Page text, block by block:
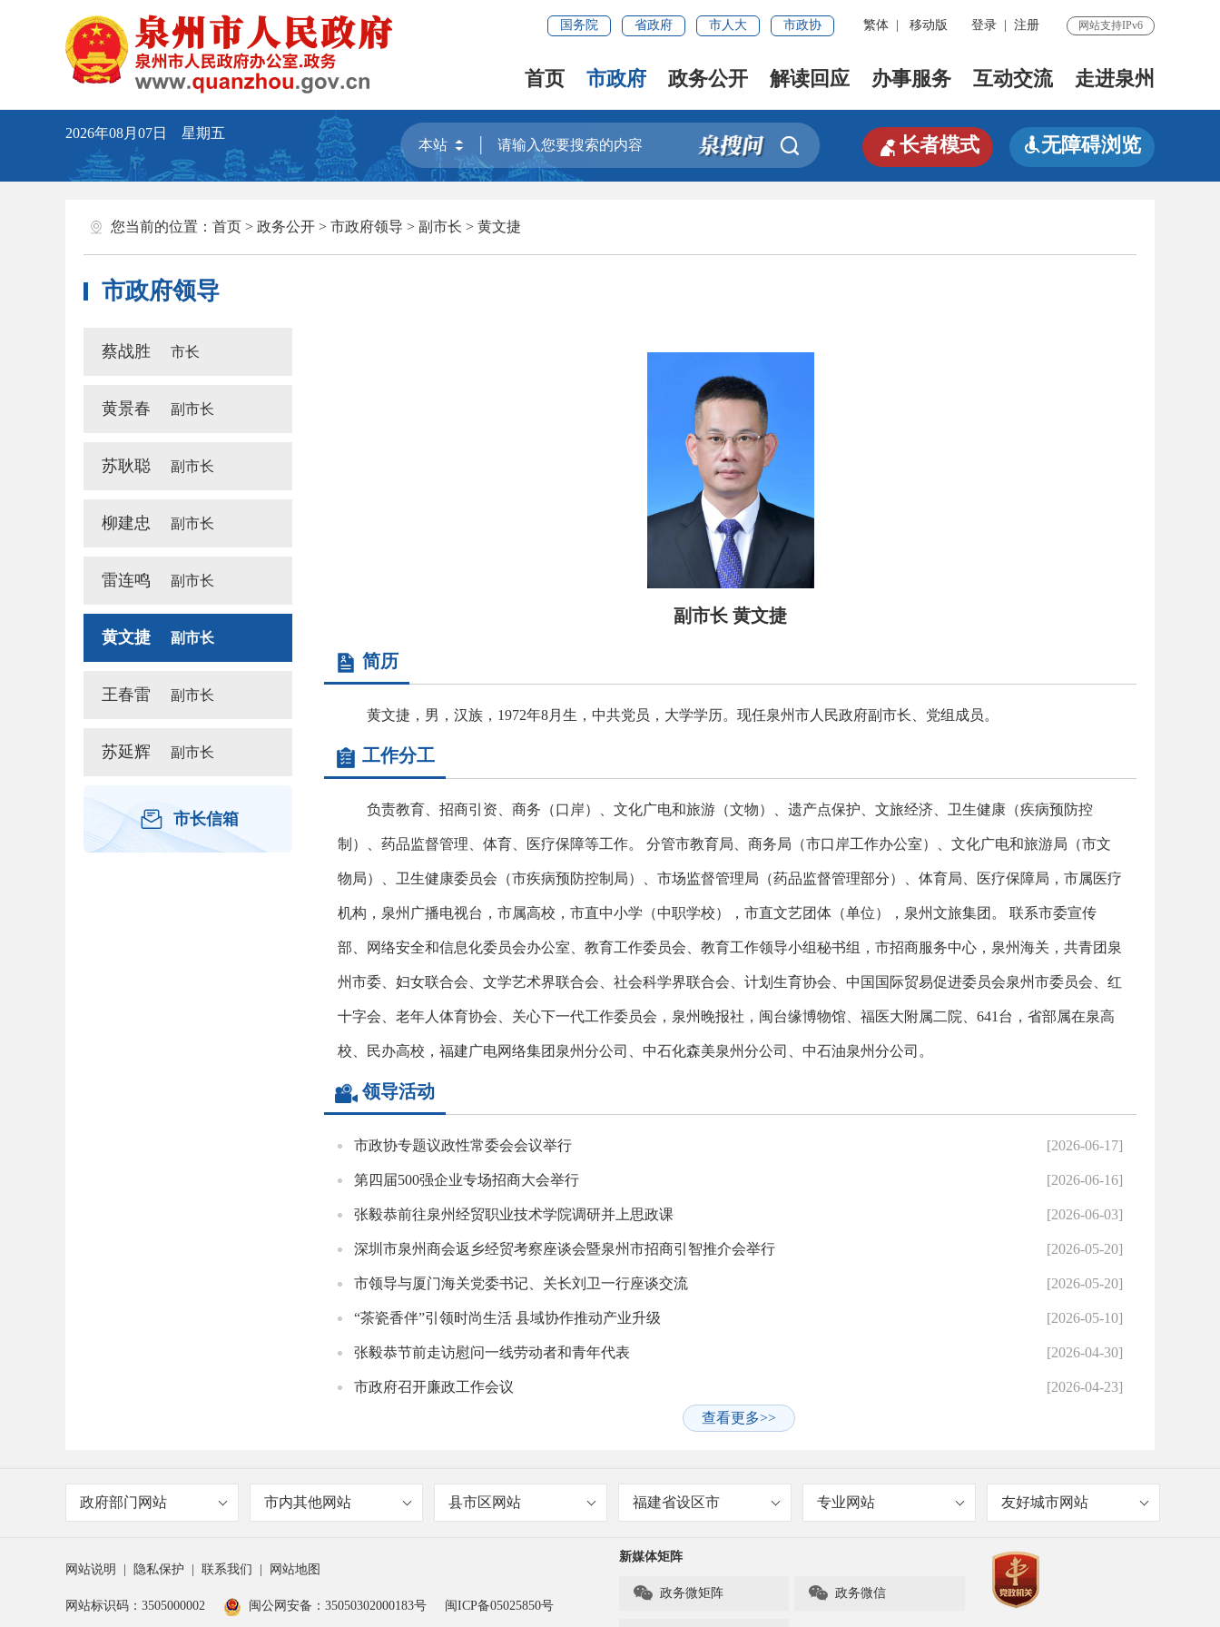
国务院 省政府 市人大 市政协 繁体 移动版 登录 注册 网站支持IPv6
首页 市政府 政务公开 解读回应 办事服务 互动交流 走进泉州
2026年08月07日 星期五
 长者模式 无障碍浏览
您当前的位置： 首页 > 政务公开 > 市政府领导 > 副市长 > 黄文捷
市政府领导
蔡战胜 市长
黄景春 副市长
苏耿聪 副市长
柳建忠 副市长
雷连鸣 副市长
黄文捷 副市长
王春雷 副市长
苏延辉 副市长
 市长信箱
副市长 黄文捷
简历
黄文捷，男，汉族，1972年8月生，中共党员，大学学历。现任泉州市人民政府副市长、 党组成员。
工作分工
负责教育、招商引资、商务（口岸）、文化广电和旅游（文物）、遗产点保护、文旅经济、卫生健康（疾病预防控
制）、药品监督管理、体育、医疗保障等工作。 分管市教育局、商务局（市口岸工作办公室）、文化广电和旅游局（市文
物局）、卫生健康委员会（市疾病预防控制局）、市场监督管理局（药品监督管理部分）、体育局、医疗保障局，市属医疗
机构，泉州广播电视台，市属高校，市直中小学（中职学校），市直文艺团体（单位），泉州文旅集团。 联系市委宣传
部、网络安全和信息化委员会办公室、教育工作委员会、教育工作领导小组秘书组，市招商服务中心，泉州海关，共青团泉
州市委、妇女联合会、文学艺术界联合会、社会科学界联合会、计划生育协会、中国国际贸易促进委员会泉州市委员会、红
十字会、老年人体育协会、关心下一代工作委员会，泉州晚报社，闽台缘博物馆、福医大附属二院、641台，省部属在泉高
校、民办高校，福建广电网络集团泉州分公司、中石化森美泉州分公司、中石油泉州分公司。
领导活动
[2026-06-17]
市政协专题议政性常委会会议举行
[2026-06-16]
第四届500强企业专场招商大会举行
[2026-06-03]
张毅恭前往泉州经贸职业技术学院调研并上思政课
[2026-05-20]
深圳市泉州商会返乡经贸考察座谈会暨泉州市招商引智推介会举行
[2026-05-20]
市领导与厦门海关党委书记、关长刘卫一行座谈交流
[2026-05-10]
“茶瓷香伴”引领时尚生活 县域协作推动产业升级
[2026-04-30]
张毅恭节前走访慰问一线劳动者和青年代表
[2026-04-23]
市政府召开廉政工作会议
查看更多>>
政府部门网站 市内其他网站 县市区网站 福建省设区市 专业网站 友好城市网站
网站说明 隐私保护 联系我们 网站地图
网站标识码：3505000002 闽公网安备：35050302000183号 闽ICP备05025850号
新媒体矩阵
 政务微矩阵  政务微信